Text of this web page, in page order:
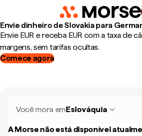
Envie dinheiro de Slovakia para
Envie EUR e receba EUR com a taxa de
margens, sem tarifas ocultas.
Comece agora
Você mora emEslováquia
A Morse não está disponível